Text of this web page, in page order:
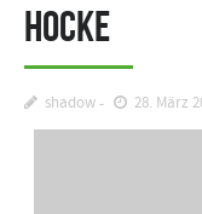
Hocke
shadow 28. März